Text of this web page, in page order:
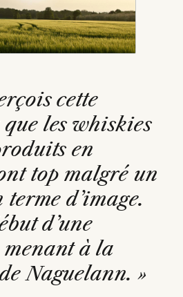
cette
les whiskies
en
top malgré un
d’image.
d’une
à la
Naguelann. »